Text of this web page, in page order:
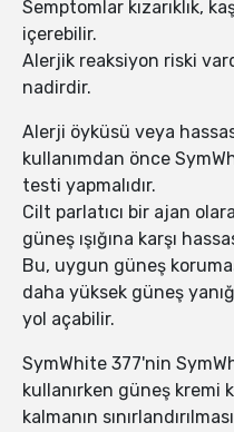
Semptomlar kızarıklık,
içerebilir.
Alerjik reaksiyon riski
nadirdir.
Alerji öyküsü veya
kullanımdan önce
testi yapmalıdır.
Cilt parlatıcı bir ajan
güneş ışığına karşı
Bu, uygun güneş
daha yüksek güneş
yol açabilir.
SymWhite 377'nin
kullanırken güneş kremi
kalmanın